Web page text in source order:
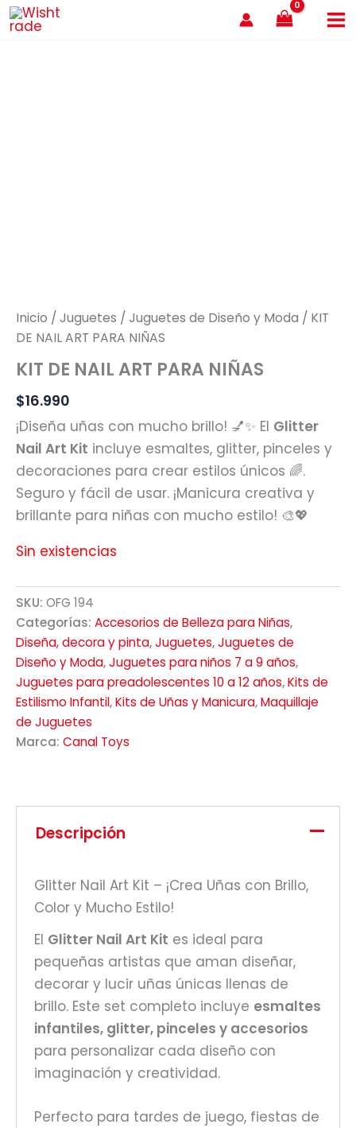
al
Inicio / Juguetes / Juguetes de Diseño y Moda / KIT
DE NAIL ART PARA NIÑAS
KIT DE NAIL ART PARA NIÑAS
$16.990
¡Diseña uñas con mucho brillo! 💅✨ El Glitter
Nail Art Kit incluye esmaltes, glitter, pinceles y
decoraciones para crear estilos únicos 🌈.
Seguro y fácil de usar. ¡Manicura creativa y
brillante para niñas con mucho estilo! 🎨💖
Sin existencias
SKU: OFG 194
Categorías: Accesorios de Belleza para Niñas,
Diseña, decora y pinta,Juguetes,Juguetes de
Diseño y Moda,Juguetes para niños 7 a 9 años,
Juguetes para preadolescentes 10 a 12 años,Kits de
Estilismo Infantil,Kits de Uñas y Manicura,Maquillaje
de Juguetes
Marca: Canal Toys
Descripción
Glitter Nail Art Kit – ¡Crea Uñas con Brillo,
Color y Mucho Estilo!
El Glitter Nail Art Kit es ideal para
pequeñas artistas que aman diseñar,
decorar y lucir uñas únicas llenas de
brillo. Este set completo incluye esmaltes
infantiles, glitter, pinceles y accesorios
para personalizar cada diseño con
imaginación y creatividad.
Perfecto para tardes de juego, fiestas de